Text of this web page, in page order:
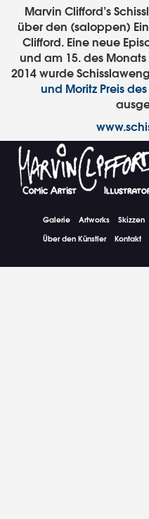
Marvin Clifford’s
über den (saloppen)
Clifford. Eine neue
und am 15. des
2014 wurde
und Moritz Preis
Galerie Artworks Skizzen
Über den Künstler
Kontakt